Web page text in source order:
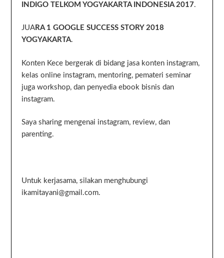
INDIGO TELKOM YOGYAKARTA INDONESIA 2017.
JUA RA 1 GOOGLE SUCCESS STORY 2018
YOGYAKARTA.
Konten Kece bergerak di bidang jasa konten instagram,
kelas online instagram, mentoring, pemateri seminar
juga workshop, dan penyedia ebook bisnis dan
instagram.
Saya sharing mengenai instagram, review, dan
parenting.
Untuk kerjasama, silakan menghubungi
ikamitayani@gmail.com.